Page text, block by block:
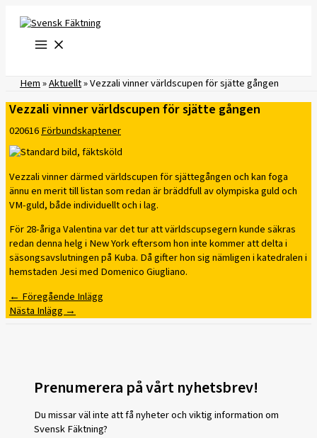
innehåll
Hem»Aktuellt»Vezzali vinner världscupen för sjätte gången
Vezzali vinner världscupen för sjätte gången
020616Förbundskaptener
Vezzali vinner därmed världscupen för sjättegången och kan foga
ännu en merit till listan som redan är bräddfull av olympiska guld och
VM-guld, både individuellt och i lag.
För 28-åriga Valentina var det tur att världscupsegern kunde säkras
redan denna helg i New York eftersom hon inte kommer att delta i
säsongsavslutningen på Kuba. Då gifter hon sig nämligen i katedralen i
hemstaden Jesi med Domenico Giugliano.
← Föregående Inlägg
Nästa Inlägg →
Prenumerera på vårt nyhetsbrev!
Du missar väl inte att få nyheter och viktig information om
Svensk Fäktning?